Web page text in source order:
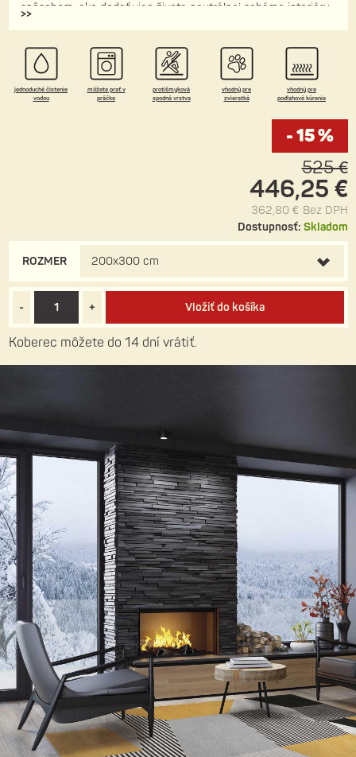
spôsobom, ako dodať viac života neutrálnej schéme interiéru.
zvieratá, má praktickú protišmykovú spodnú vrstvu a je
vhodný aj pre miestnosti s podlahovým kúrením.
>>
jednoduché čistenie
vodou
môžete prať v
práčke
protišmyková
spodná vrstva
vhodný pre
zvieratká
vhodný pre
podlahové kúrenie
Dostupnosť: Skladom
- 15 %
525 €
446,25 €
362,80 € Bez DPH
ROZMER 200x300 cm
- + Vložiť do košíka
Koberec môžete do 14 dní vrátiť.